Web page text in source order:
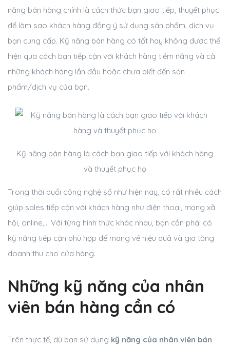
năng bán hàng chính là cách thức bạn giao tiếp, thuyết phục
để làm sao khách hàng đồng ý sử dụng sản phẩm, dịch vụ
bạn cung cấp. Kỹ năng bán hàng có tốt hay không được thể
hiện qua cách bạn tiếp cận với khách hàng tiềm năng và cả
những khách hàng lần đầu hoặc chưa biết đến sản
phẩm/dịch vụ của bạn.
Kỹ năng bán hàng là cách bạn giao tiếp với khách hàng
và thuyết phục họ
Trong thời buổi công nghệ số như hiện nay, có rất nhiều cách
giúp sales tiếp cận với khách hàng như điện thoại, mạng xã
hội, online,… Với từng hình thức khác nhau, bạn cần phải có
kỹ năng tiếp cận phù hợp để mang về hiệu quả và gia tăng
doanh thu cho cửa hàng.
Những kỹ năng của nhân
viên bán hàng cần có
Trên thực tế, dù bạn sử dụng kỹ năng của nhân viên bán